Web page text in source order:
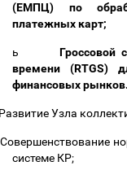
(ЕМПЦ) по
платежных карт;
ь
Гроссовой
времени (RTGS)
финансовых рынков.
Узла
Совершенствование
системе КР;